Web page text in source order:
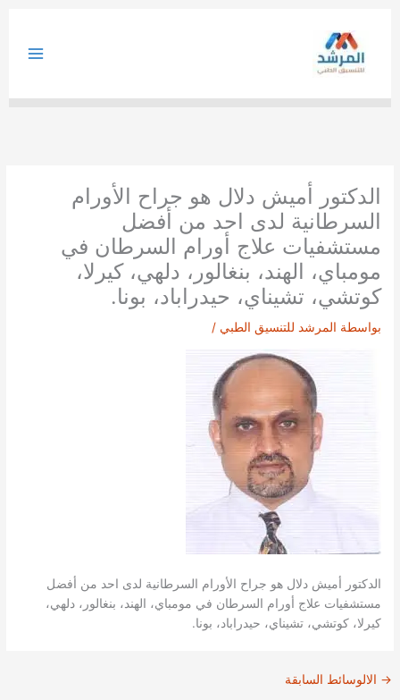
الدكتور أميش دلال هو جراح الأورام
السرطانية لدى احد من أفضل
مستشفيات علاج أورام السرطان في
مومباي، الهند، بنغالور، دلهي، كيرلا،
كوتشي، تشيناي، حيدراباد، بونا.
بواسطة المرشد للتنسيق الطبي/
الدكتور أميش دلال هو جراح الأورام السرطانية لدى احد من أفضل
مستشفيات علاج أورام السرطان في مومباي، الهند، بنغالور، دلهي،
كيرلا، كوتشي، تشيناي، حيدراباد، بونا.
→ الالوسائط السابقة